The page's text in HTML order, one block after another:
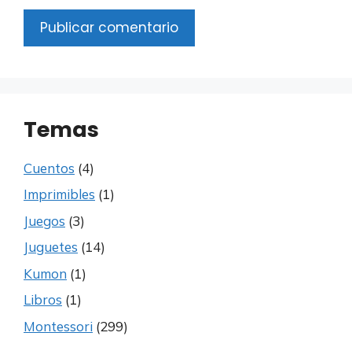
Temas
Cuentos (4)
Imprimibles (1)
Juegos (3)
Juguetes (14)
Kumon (1)
Libros (1)
Montessori (299)